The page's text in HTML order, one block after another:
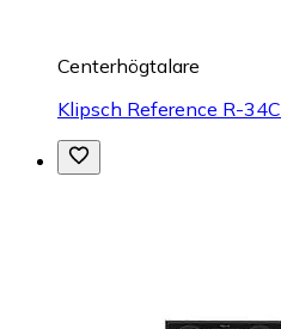
Centerhögtalare
Klipsch Reference R-34C